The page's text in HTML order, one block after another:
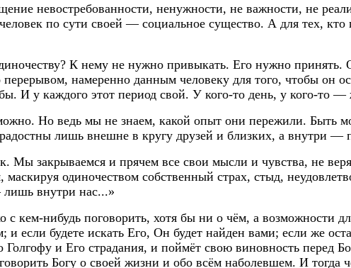
невостребованности, ненужности, не важности, не
по сути своей — социальное существо. А для тех, кто
К нему не нужно привыкать. Его нужно принять.
намеренно данным человеку для того, чтобы он
И у каждого этот период свой. У кого-то день, у кого-то —
Но ведь мы не знаем, какой опыт они пережили. Быть
лишь внешне в кругу друзей и близких, а внутри —
закрываемся и прячем все свои мысли и чувства, не
одиночеством собственный страх, стыд,
внутри нас...»
кем-нибудь поговорить, хотя бы ни о чём, а возможности
если будете искать Его, Он будет найден вами; если же
и Его страдания, и поймёт свою виновность перед
Богу о своей жизни и обо всём наболевшем. И тогда